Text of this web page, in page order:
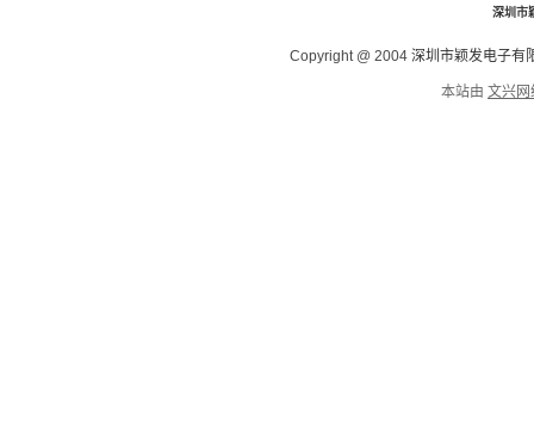
深圳市
Copyright @ 2004 深圳市颖发电子有
本站由 文兴网